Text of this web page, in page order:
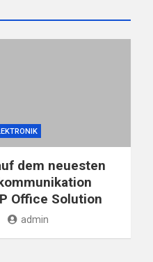
dem neuesten
Office Solution
admin